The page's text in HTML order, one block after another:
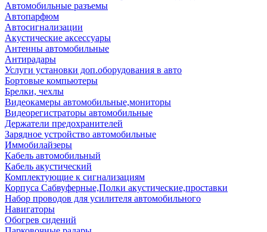
Автомобильные разъемы
Автопарфюм
Автосигнализации
Акустические аксессуары
Антенны автомобильные
Антирадары
Услуги установки доп.оборудования в авто
Бортовые компьютеры
Брелки, чехлы
Видеокамеры автомобильные,мониторы
Видеорегистраторы автомобильные
Держатели предохранителей
Зарядное устройство автомобильные
Иммобилайзеры
Кабель автомобильный
Кабель акустический
Комплектующие к сигнализациям
Корпуса Сабвуферные,Полки акустические,проставки
Набор проводов для усилителя автомобильного
Навигаторы
Обогрев сидений